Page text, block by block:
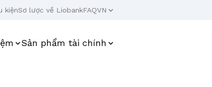
kiệnSơ lược về LiobankFAQVN
Sản phẩm tài chính